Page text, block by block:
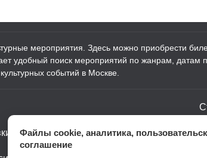
мероприятия. Здесь можно приобрести
удобный поиск мероприятий по жанрам,
событий в Москве.
Файлы cookie, аналитика,
соглашение